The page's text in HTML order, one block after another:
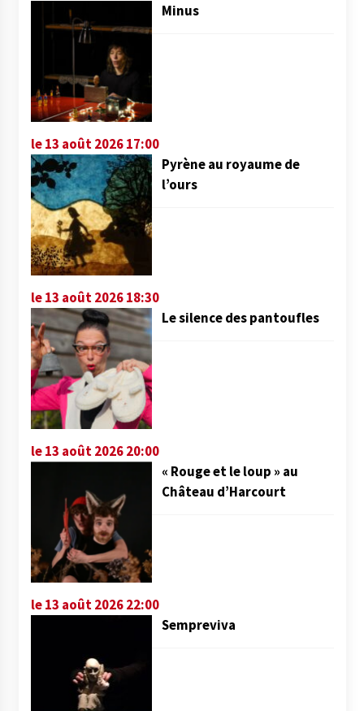
Minus
le 13 août 2026 17:00
Pyrène au royaume de
l’ours
le 13 août 2026 18:30
Le silence des pantoufles
le 13 août 2026 20:00
« Rouge et le loup » au
Château d’Harcourt
le 13 août 2026 22:00
Sempreviva